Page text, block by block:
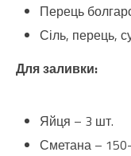
Перець
Сіль, перець,
Для заливки:
Яйця – 3 шт.
Сметана –